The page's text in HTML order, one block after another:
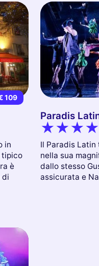
109
in
tipico
è
di
Paradis
Il Paradis
nella sua
dallo stesso
assicurata e